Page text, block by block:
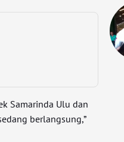
Samarinda Ulu dan
berlangsung,”